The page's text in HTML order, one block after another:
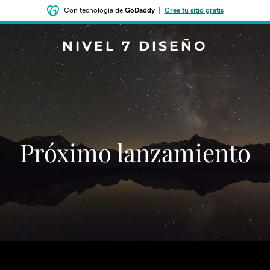
Con tecnología de GoDaddy| Crea tu sitio gratis
NIVEL 7 DISEÑO
‌‌Próximo lanzamiento